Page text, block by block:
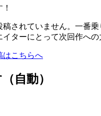
されていません。一番
ターにとって次回作への
はこちらへ
自動）